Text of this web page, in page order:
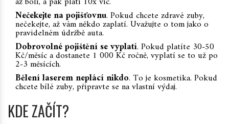
Nečekejte na pojišťovnu. Pokud chcete zdravé zuby,
nečekejte, až vám někdo zaplatí. Uvažujte o tom jako o
pravidelném údržbě auta.
Dobrovolné pojištění se vyplatí. Pokud platíte 30-50
Kč/měsíc a dostanete 1 000 Kč ročně, vyplatí se to už po
2-3 měsících.
Bělení laserem neplácí nikdo. To je kosmetika. Pokud
chcete bílé zuby, připravte se na vlastní výdaj.
KDE ZAČÍT?